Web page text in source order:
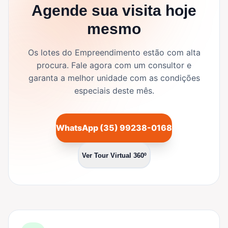
Agende sua visita hoje
mesmo
Os lotes do Empreendimento estão com alta
procura. Fale agora com um consultor e
garanta a melhor unidade com as condições
especiais deste mês.
WhatsApp (35) 99238-0168
Ver Tour Virtual 360º